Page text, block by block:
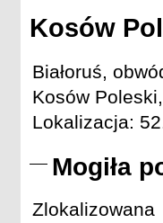
Kosów
Białoruś,
Kosów
Lokalizacja:
Mogiła